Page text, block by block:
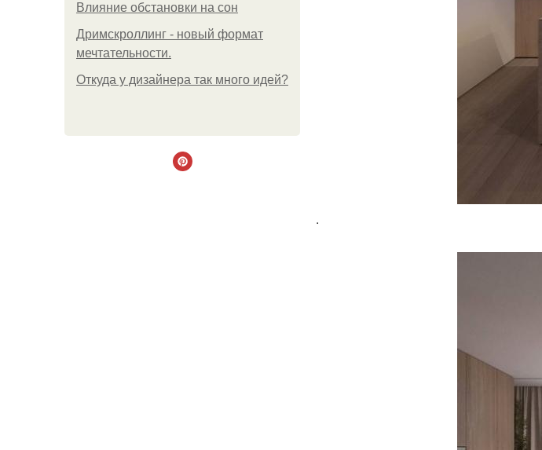
Влияние обстановки на сон
Дримскроллинг - новый формат
мечтательности.
Откуда у дизайнера так много идей?
.